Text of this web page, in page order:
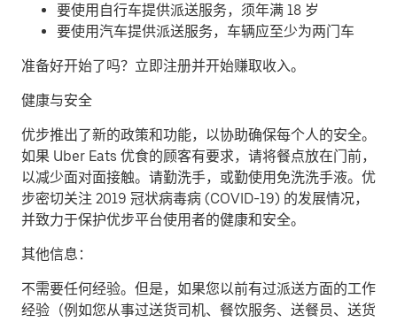
要使用自行车提供派送服务，须年满 18 岁
要使用汽车提供派送服务，车辆应至少为两门车
准备好开始了吗？立即注册并开始赚取收入。
健康与安全
优步推出了新的政策和功能，以协助确保每个人的安全。
如果 Uber Eats 优食的顾客有要求，请将餐点放在门前，
以减少面对面接触。请勤洗手，或勤使用免洗洗手液。优
步密切关注 2019 冠状病毒病 (COVID-19) 的发展情况，
并致力于保护优步平台使用者的健康和安全。
其他信息：
不需要任何经验。但是，如果您以前有过派送方面的工作
经验（例如您从事过送货司机、餐饮服务、送餐员、送货